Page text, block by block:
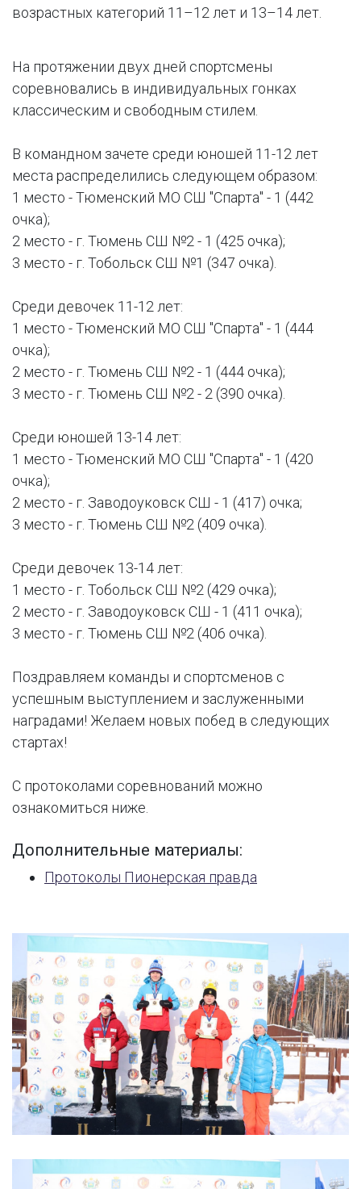
возрастных категорий 11–12 лет и 13–14 лет.
На протяжении двух дней спортсмены
соревновались в индивидуальных гонках
классическим и свободным стилем.
В командном зачете среди юношей 11-12 лет
места распределились следующем образом:
1 место - Тюменский МО СШ "Спарта" - 1 (442
очка);
2 место - г. Тюмень СШ №2 - 1 (425 очка);
3 место - г. Тобольск СШ №1 (347 очка).
Среди девочек 11-12 лет:
1 место - Тюменский МО СШ "Спарта" - 1 (444
очка);
2 место - г. Тюмень СШ №2 - 1 (444 очка);
3 место - г. Тюмень СШ №2 - 2 (390 очка).
Среди юношей 13-14 лет:
1 место - Тюменский МО СШ "Спарта" - 1 (420
очка);
2 место - г. Заводоуковск СШ - 1 (417) очка;
3 место - г. Тюмень СШ №2 (409 очка).
Среди девочек 13-14 лет:
1 место - г. Тобольск СШ №2 (429 очка);
2 место - г. Заводоуковск СШ - 1 (411 очка);
3 место - г. Тюмень СШ №2 (406 очка).
Поздравляем команды и спортсменов с
успешным выступлением и заслуженными
наградами! Желаем новых побед в следующих
стартах!
С протоколами соревнований можно
ознакомиться ниже.
Дополнительные материалы:
Протоколы Пионерская правда